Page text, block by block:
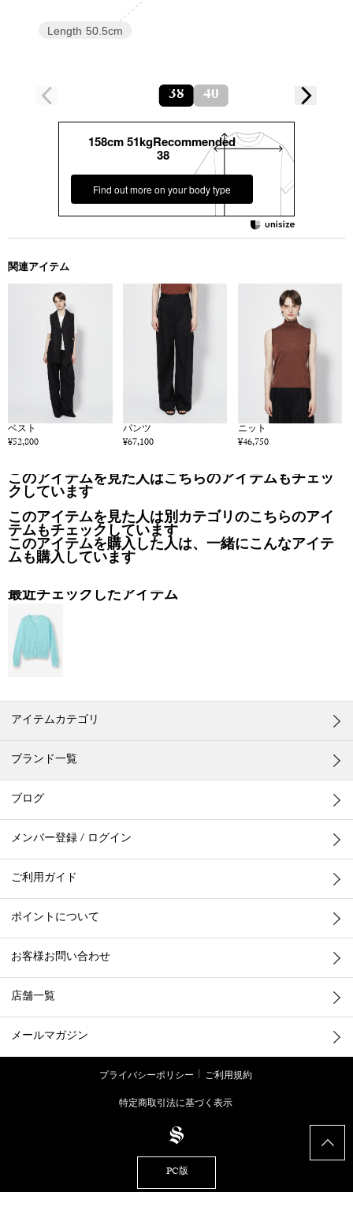
Length 50.5cm
38 40
158cm 51kgRecommended
38
Find out more on your body type
関連アイテム
ベスト
¥52,800
パンツ
¥67,100
ニット
¥46,750
このアイテムを見た人はこちらのアイテムもチェッ
クしています
このアイテムを見た人は別カテゴリのこちらのアイ
テムもチェックしています
このアイテムを購入した人は、一緒にこんなアイテ
ムも購入しています
最近チェックしたアイテム
アイテムカテゴリ
ブランド一覧
ブログ
メンバー登録 / ログイン
ご利用ガイド
ポイントについて
お客様お問い合わせ
店舗一覧
メールマガジン
プライバシーポリシー
ご利用規約
特定商取引法に基づく表示
PC版